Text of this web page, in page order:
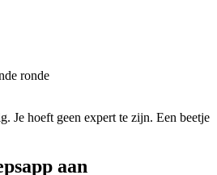
ronde
Je hoeft geen expert te zijn. Een beetje
aan